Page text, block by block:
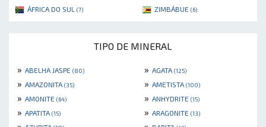
ÁFRICA DO SUL (7) ZIMBÁBUE (6)
TIPO DE MINERAL
» ABELHA JASPE (80) » AGATA (125)
» AMAZONITA (35) » AMETISTA (100)
» AMONITE (64) » ANHYDRITE (15)
» APATITA (15) » ARAGONITE (13)